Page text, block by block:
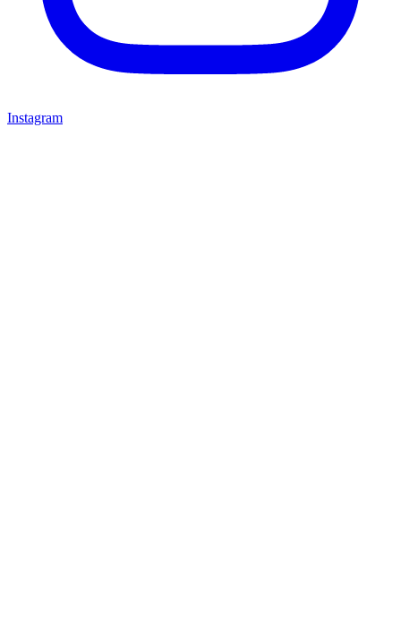
Instagram